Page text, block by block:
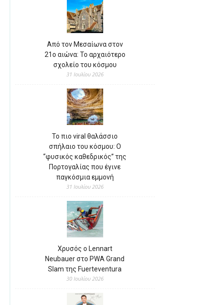
Από τον Μεσαίωνα στον
21ο αιώνα: Το αρχαιότερο
σχολείο του κόσμου
31 Ιουλίου 2026
Το πιο viral θαλάσσιο
σπήλαιο του κόσμου: Ο
“φυσικός καθεδρικός” της
Πορτογαλίας που έγινε
παγκόσμια εμμονή
31 Ιουλίου 2026
Χρυσός ο Lennart
Neubauer στο PWA Grand
Slam της Fuerteventura
30 Ιουλίου 2026